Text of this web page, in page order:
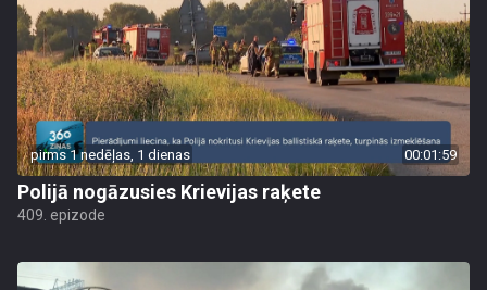
pirms 1 nedēļas, 1 dienas 00:01:59
Polijā nogāzusies Krievijas raķete
409. epizode